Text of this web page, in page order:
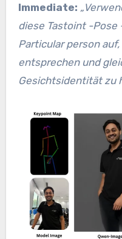
Immediate:
diese Tastoint -Pose
Particular person
entsprechen und
Gesichtsidentität zu